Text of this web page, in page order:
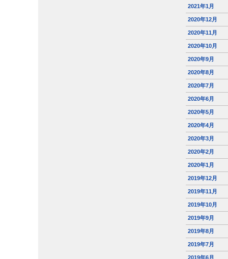
2021年1月
2020年12月
2020年11月
2020年10月
2020年9月
2020年8月
2020年7月
2020年6月
2020年5月
2020年4月
2020年3月
2020年2月
2020年1月
2019年12月
2019年11月
2019年10月
2019年9月
2019年8月
2019年7月
2019年6月